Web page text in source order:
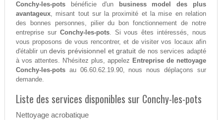
Conchy-les-potsbénéficie d'un
business model des plus
avantageux, misant tout sur la proximité et la mise en relation
des bonnes personnes, pilier du bon fonctionnement de notre
entreprise sur Conchy-les-pots. Si vous êtes intéressés, nous
vous proposons de vous rencontrer, et de visiter vos locaux afin
d'établir undevis prévisionnel et gratuit de nos services adapté
à vos attentes. N'hésitez plus, appelez Entreprise de nettoyage
Conchy-les-potsau 06.60.62.19.90, nous nous déplaçons sur
demande.
Liste des services disponibles sur Conchy-les-pots
Nettoyage acrobatique